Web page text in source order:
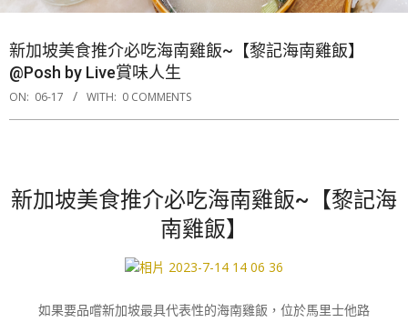
新加坡美食推介必吃海南雞飯~【黎記海南雞飯】
@Posh by Live賞味人生
ON: 06-17 WITH: 0 COMMENTS
新加坡美食推介必吃海南雞飯~【黎記海
南雞飯】
如果要品嚐新加坡最具代表性的海南雞飯，位於馬里士他路